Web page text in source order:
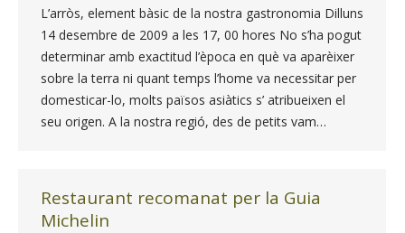
L’arròs, element bàsic de la nostra gastronomia Dilluns
14 desembre de 2009 a les 17, 00 hores No s’ha pogut
determinar amb exactitud l’època en què va aparèixer
sobre la terra ni quant temps l’home va necessitar per
domesticar-lo, molts països asiàtics s’ atribueixen el
seu origen. A la nostra regió, des de petits vam…
Restaurant recomanat per la Guia
Michelin